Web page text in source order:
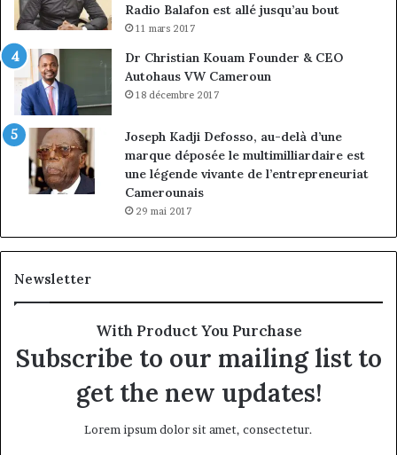
Radio Balafon est allé jusqu’au bout
11 mars 2017
Dr Christian Kouam Founder & CEO
Autohaus VW Cameroun
18 décembre 2017
Joseph Kadji Defosso, au-delà d’une
marque déposée le multimilliardaire est
une légende vivante de l’entrepreneuriat
Camerounais
29 mai 2017
Newsletter
With Product You Purchase
Subscribe to our mailing list to
get the new updates!
Lorem ipsum dolor sit amet, consectetur.